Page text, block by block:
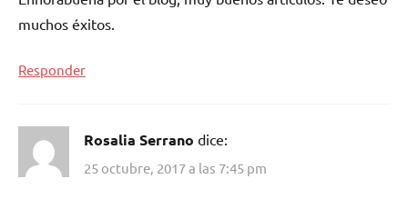
muchos éxitos.
Responder
Rosalia Serrano dice:
25 octubre, 2017 a las 7:45 pm